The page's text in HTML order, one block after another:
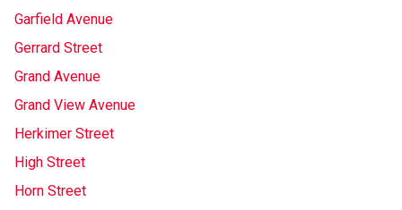
Garfield Avenue
Gerrard Street
Grand Avenue
Grand View Avenue
Herkimer Street
High Street
Horn Street